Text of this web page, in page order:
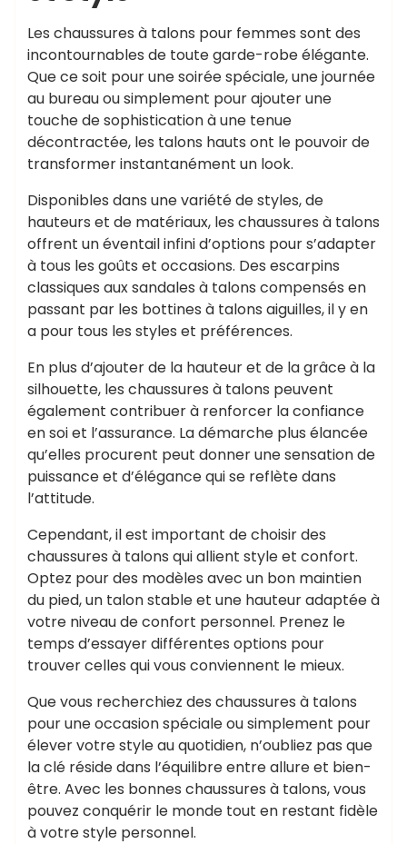
Les chaussures à talons pour femmes sont des
incontournables de toute garde-robe élégante.
Que ce soit pour une soirée spéciale, une journée
au bureau ou simplement pour ajouter une
touche de sophistication à une tenue
décontractée, les talons hauts ont le pouvoir de
transformer instantanément un look.
Disponibles dans une variété de styles, de
hauteurs et de matériaux, les chaussures à talons
offrent un éventail infini d’options pour s’adapter
à tous les goûts et occasions. Des escarpins
classiques aux sandales à talons compensés en
passant par les bottines à talons aiguilles, il y en
a pour tous les styles et préférences.
En plus d’ajouter de la hauteur et de la grâce à la
silhouette, les chaussures à talons peuvent
également contribuer à renforcer la confiance
en soi et l’assurance. La démarche plus élancée
qu’elles procurent peut donner une sensation de
puissance et d’élégance qui se reflète dans
l’attitude.
Cependant, il est important de choisir des
chaussures à talons qui allient style et confort.
Optez pour des modèles avec un bon maintien
du pied, un talon stable et une hauteur adaptée à
votre niveau de confort personnel. Prenez le
temps d’essayer différentes options pour
trouver celles qui vous conviennent le mieux.
Que vous recherchiez des chaussures à talons
pour une occasion spéciale ou simplement pour
élever votre style au quotidien, n’oubliez pas que
la clé réside dans l’équilibre entre allure et bien-
être. Avec les bonnes chaussures à talons, vous
pouvez conquérir le monde tout en restant fidèle
à votre style personnel.